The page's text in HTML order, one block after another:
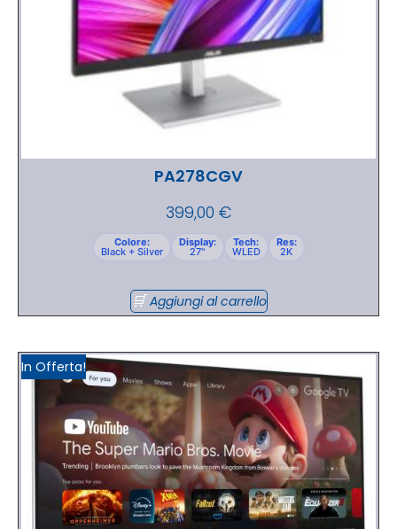
PA278CGV
399,00 €
Colore:
Black + Silver
Display:
27"
Tech:
WLED
Res:
2K
Aggiungi al carrello
In Offerta!